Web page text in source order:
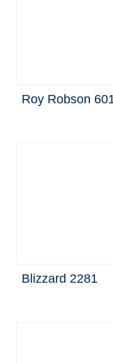
Roy Robson
Blizzard 2281